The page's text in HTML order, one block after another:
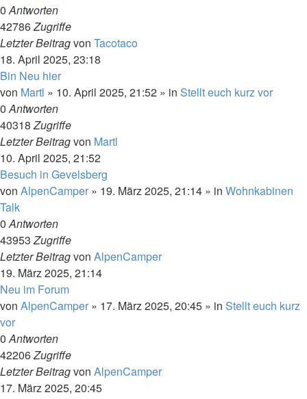
0Antworten
42786Zugriffe
Letzter Beitragvon Tacotaco
18. April 2025, 23:18
Bin Neu hier
von Martl » 10. April 2025, 21:52 » in Stellt euch kurz vor
0Antworten
40318Zugriffe
Letzter Beitragvon Martl
10. April 2025, 21:52
Besuch in Gevelsberg
von AlpenCamper » 19. März 2025, 21:14 » in Wohnkabinen
Talk
0Antworten
43953Zugriffe
Letzter Beitragvon AlpenCamper
19. März 2025, 21:14
Neu im Forum
von AlpenCamper » 17. März 2025, 20:45 » in Stellt euch kurz
vor
0Antworten
42206Zugriffe
Letzter Beitragvon AlpenCamper
17. März 2025, 20:45